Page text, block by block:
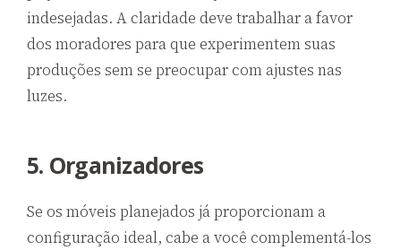
indesejadas. A claridade deve trabalhar a favor
dos moradores para que experimentem suas
produções sem se preocupar com ajustes nas
luzes.
5. Organizadores
Se os móveis planejados já proporcionam a
configuração ideal, cabe a você complementá-los